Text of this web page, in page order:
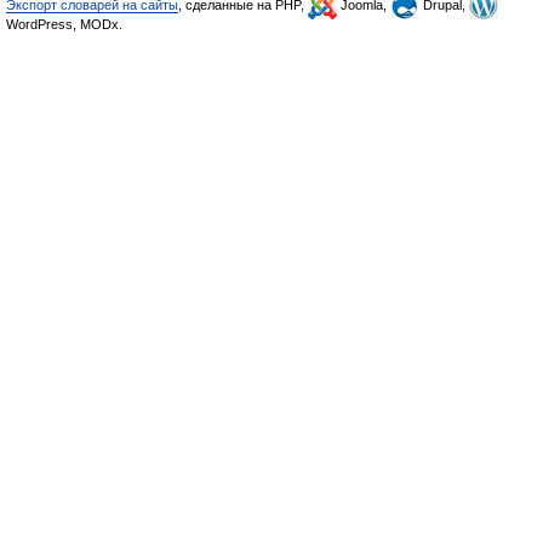
Экспорт словарей на сайты , сделанные на PHP, Joomla,
Drupal,
WordPress, MODx.